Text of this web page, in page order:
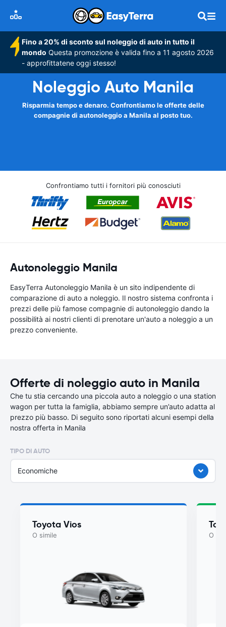
Fino a 20% di sconto sul noleggio di auto in tutto il
mondo Questa promozione è valida fino a 11 agosto 2026
- approfittatene oggi stesso!
Noleggio Auto Manila
Risparmia tempo e denaro. Confrontiamo le offerte delle
compagnie di autonoleggio a Manila al posto tuo.
Confrontiamo tutti i fornitori più conosciuti
Autonoleggio Manila
EasyTerra Autonoleggio Manila è un sito indipendente di
comparazione di auto a noleggio. Il nostro sistema confronta i
prezzi delle più famose compagnie di autonoleggio dando la
possibilità ai nostri clienti di prenotare un'auto a noleggio a un
prezzo conveniente.
Offerte di noleggio auto in Manila
Che tu stia cercando una piccola auto a noleggio o una station
wagon per tutta la famiglia, abbiamo sempre un’auto adatta al
prezzo più basso. Di seguito sono riportati alcuni esempi della
nostra offerta in Manila
TIPO DI AUTO
Economiche
Toyota Vios
O simile O